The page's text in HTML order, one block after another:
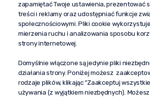
kontakt@propaganda24h.pl
“Propaganda"
al. Komisji Edukacji Narodowej 51/U5
02-797 Warszawa
Pomoc
Dostawa
Moje konto
zapamiętać Twoje ustawienia, prezentować
treści i reklamy oraz udostępniać funkcje
społecznościowymi. Pliki cookie
mierzenia ruchu i analizowania sposobu
strony internetowej.
Domyślnie włączone są jedynie pliki
działania strony. Poniżej możesz
rodzaje plików, klikając “Zaakceptuj
używania (z wyjątkiem niezbędnych).